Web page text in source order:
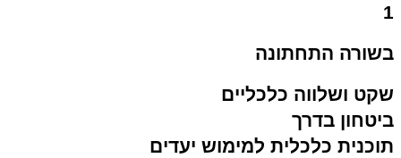
1
בשורה התחתונה
שקט ושלווה כלכליים
ביטחון בדרך
תוכנית כלכלית למימוש יעדים